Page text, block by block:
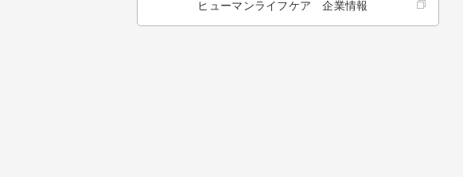
ヒューマンライフケア 企業情報